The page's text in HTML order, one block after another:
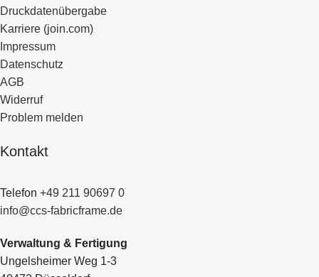
Druckdatenübergabe
Karriere (join.com)
Impressum
Datenschutz
AGB
Widerruf
Problem melden
Kontakt
Telefon +49 211 90697 0
info@ccs-fabricframe.de
Verwaltung & Fertigung
Ungelsheimer Weg 1-3